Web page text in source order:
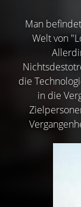
Man
Welt von
die
in die